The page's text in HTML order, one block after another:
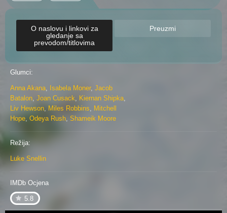
O naslovu i linkovi za
gledanje sa
prevodom/titlovima
Preuzmi
Glumci:
Anna Akana, Isabela Moner, Jacob
Batalon, Joan Cusack, Kiernan Shipka,
Liv Hewson, Miles Robbins, Mitchell
Hope, Odeya Rush, Shameik Moore
Režija:
Luke Snellin
IMDb Ocjena
5.8